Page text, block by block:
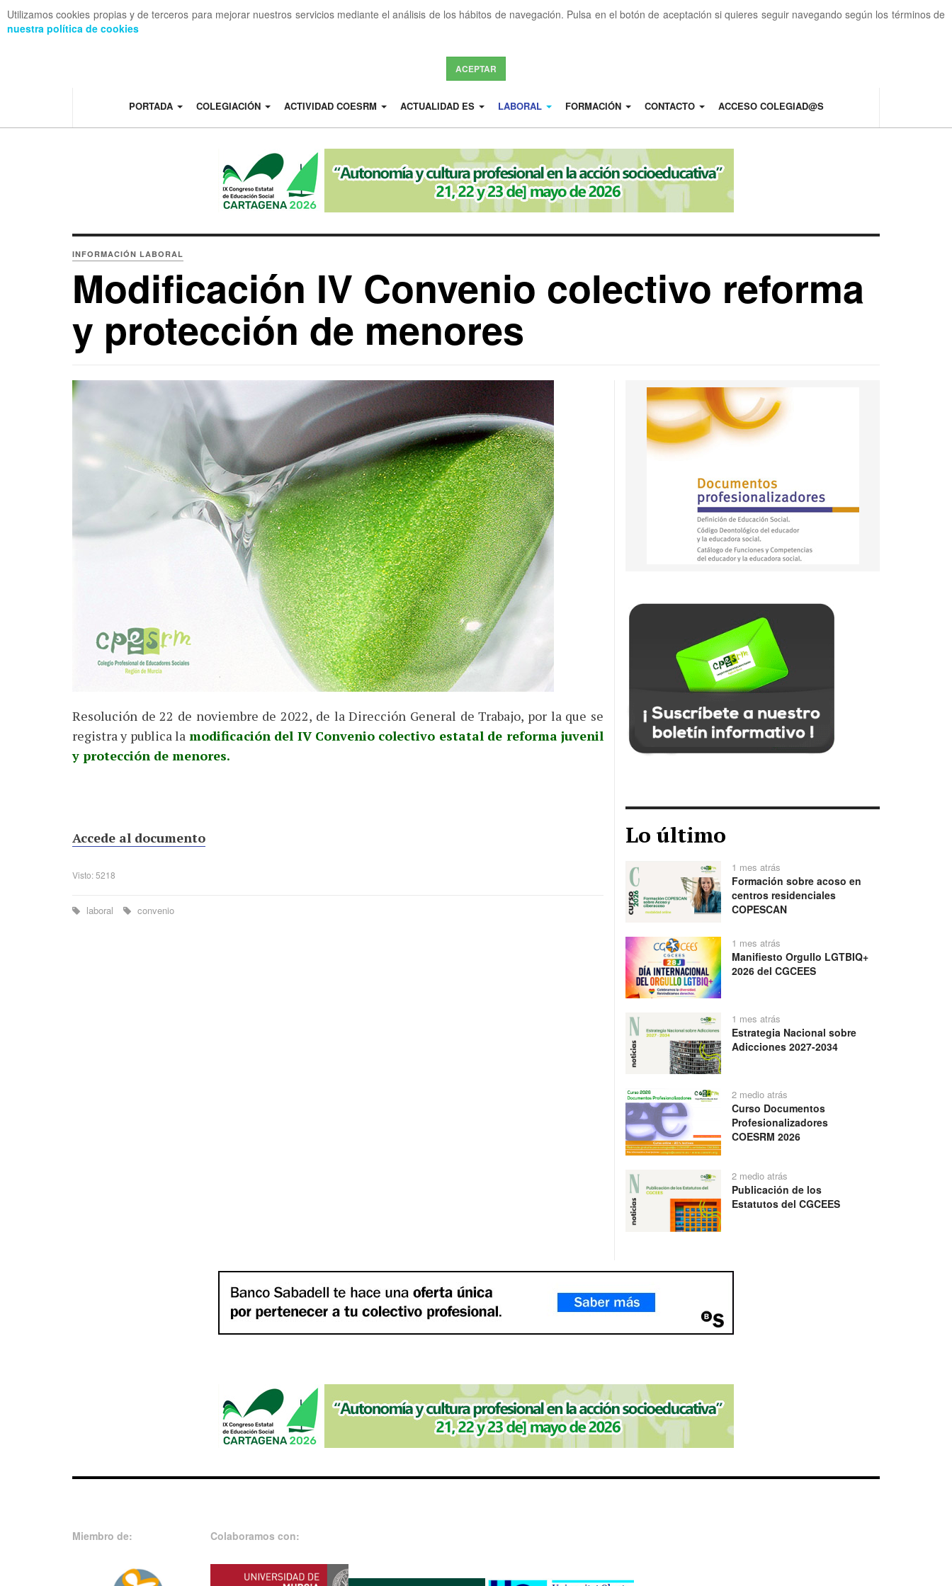
Utilizamos cookies propias y de terceros para mejorar nuestros servicios mediante el análisis de los hábitos de navegación. Pulsa en el botón de aceptación si quieres seguir navegando según los términos de
nuestra política de cookies
ACEPTAR
PORTADA COLEGIACIÓN ACTIVIDAD COESRM ACTUALIDAD ES LABORAL FORMACIÓN CONTACTO ACCESO COLEGIAD@S
INFORMACIÓN LABORAL
Modificación IV Convenio colectivo reforma
y protección de menores
Resolución de 22 de noviembre de 2022, de la Dirección General de Trabajo, por la que se
registra y publica la modificación del IV Convenio colectivo estatal de reforma juvenil
y protección de menores.
Accede al documento
Visto: 5218
laboral convenio
Lo último
1 mes atrás
Formación sobre acoso en
centros residenciales
COPESCAN
1 mes atrás
Manifiesto Orgullo LGTBIQ+
2026 del CGCEES
1 mes atrás
Estrategia Nacional sobre
Adicciones 2027-2034
2 medio atrás
Curso Documentos
Profesionalizadores
COESRM 2026
2 medio atrás
Publicación de los
Estatutos del CGCEES
Miembro de: Colaboramos con: